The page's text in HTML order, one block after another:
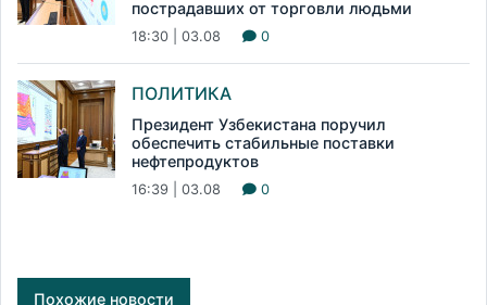
пострадавших от торговли людьми
18:30 | 03.08 0
ПОЛИТИКА
Президент Узбекистана поручил
обеспечить стабильные поставки
нефтепродуктов
16:39 | 03.08 0
Похожие новости